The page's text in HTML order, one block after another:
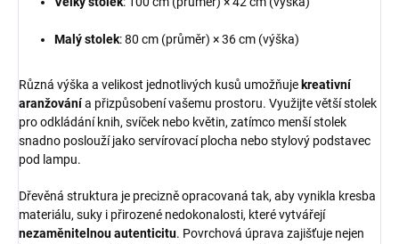
Malý stolek: 80 cm (průměr) × 36 cm (výška)
Různá výška a velikost jednotlivých kusů umožňuje kreativní
aranžovánía přizpůsobení vašemu prostoru. Využijte větší stolek
pro odkládání knih, svíček nebo květin, zatímco menší stolek
snadno poslouží jako servírovací plocha nebo stylový podstavec
pod lampu.
Dřevěná struktura je precizně opracovaná tak, aby vynikla kresba
materiálu, suky i přirozené nedokonalosti, které vytvářejí
nezaměnitelnou autenticitu. Povrchová úprava zajišťuje nejen